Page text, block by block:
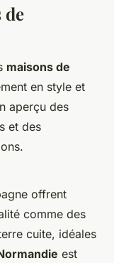
de
maisons de
en style et
aperçu des
et des
offrent
comme des
cuite, idéales
est